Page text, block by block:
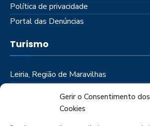
Gerir o Consentimento dos
Cookies
Política de privacidade
Portal das Denúncias
Turismo
Leiria, Região de Maravilhas